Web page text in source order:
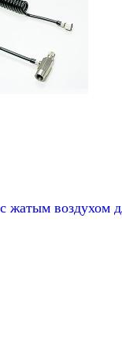
жатым воздухом